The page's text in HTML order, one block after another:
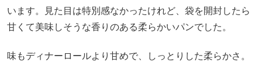
います。見た目は特別感なかったけれど、袋を開封したら
甘くて美味しそうな香りのある柔らかいパンでした。
味もディナーロールより甘めで、しっとりした柔らかさ。